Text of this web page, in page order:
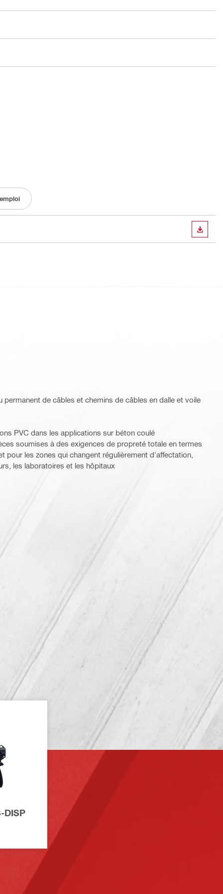
permanent de câbles et chemins de câbles en dalle et voile
PVC dans les applications sur béton coulé
soumises à des exigences de propreté totale en termes
pour les zones qui changent régulièrement d'affectation,
les laboratoires et les hôpitaux
DISP